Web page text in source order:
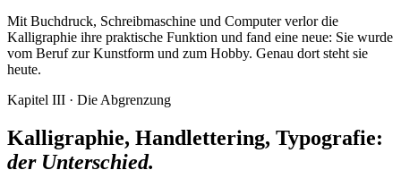
Mit Buchdruck, Schreibmaschine und Computer verlor die
Kalligraphie ihre praktische Funktion und fand eine neue: Sie wurde
vom Beruf zur Kunstform und zum Hobby. Genau dort steht sie
heute.
Kapitel III · Die Abgrenzung
Kalligraphie, Handlettering, Typografie:
der Unterschied.